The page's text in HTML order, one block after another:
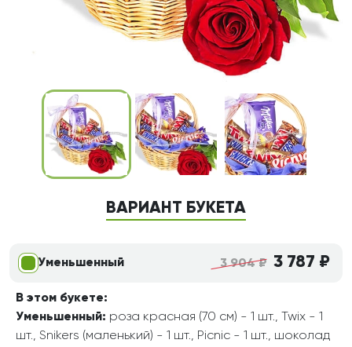
ВАРИАНТ БУКЕТА
Уменьшенный 3 904 ₽ 3 787 ₽
В этом букете:
Уменьшенный: роза красная (70 см) - 1 шт., Twix - 1
шт., Snikers (маленький) - 1 шт., Picnic - 1 шт., шоколад